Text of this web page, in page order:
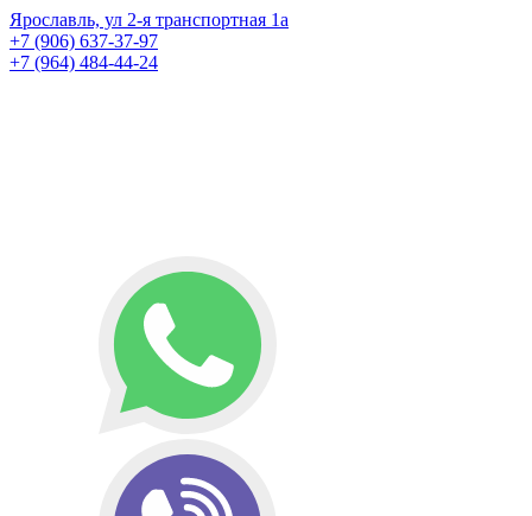
Ярославль, ул 2-я транспортная 1а
+7 (906) 637-37-97
+7 (964) 484-44-24